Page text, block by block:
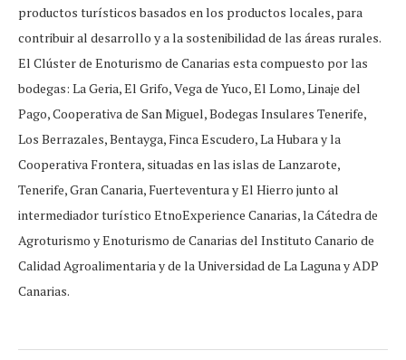
productos turísticos basados en los productos locales, para
contribuir al desarrollo y a la sostenibilidad de las áreas rurales.
El Clúster de Enoturismo de Canarias esta compuesto por las
bodegas: La Geria, El Grifo, Vega de Yuco, El Lomo, Linaje del
Pago, Cooperativa de San Miguel, Bodegas Insulares Tenerife,
Los Berrazales, Bentayga, Finca Escudero, La Hubara y la
Cooperativa Frontera, situadas en las islas de Lanzarote,
Tenerife, Gran Canaria, Fuerteventura y El Hierro junto al
intermediador turístico EtnoExperience Canarias, la Cátedra de
Agroturismo y Enoturismo de Canarias del Instituto Canario de
Calidad Agroalimentaria y de la Universidad de La Laguna y ADP
Canarias.